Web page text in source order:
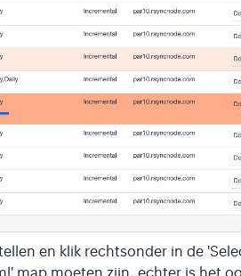
en klik rechtsonder in de